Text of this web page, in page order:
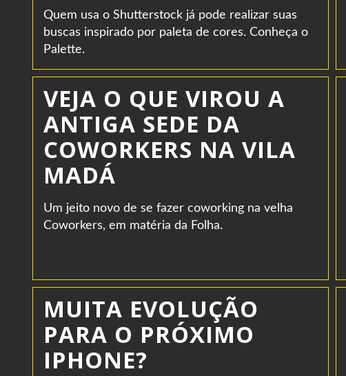
Quem usa o Shutterstock já pode realizar suas
buscas inspirado por paleta de cores. Conheça o
Palette.
VEJA O QUE VIROU A
ANTIGA SEDE DA
COWORKERS NA VILA
MADÁ
Um jeito novo de se fazer coworking na velha
Coworkers, em matéria da Folha.
MUITA EVOLUÇÃO
PARA O PRÓXIMO
IPHONE?